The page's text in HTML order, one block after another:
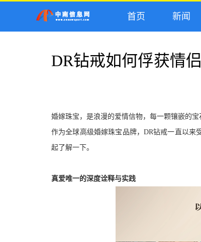
首页 新闻
DR钻戒如何俘获情
婚嫁珠宝，是浪漫的爱情信物， 每一颗镶嵌的宝
作为全球高级婚嫁珠宝品牌，DR钻戒一直以来
起了解一下。
真爱唯一的深度诠释与实践